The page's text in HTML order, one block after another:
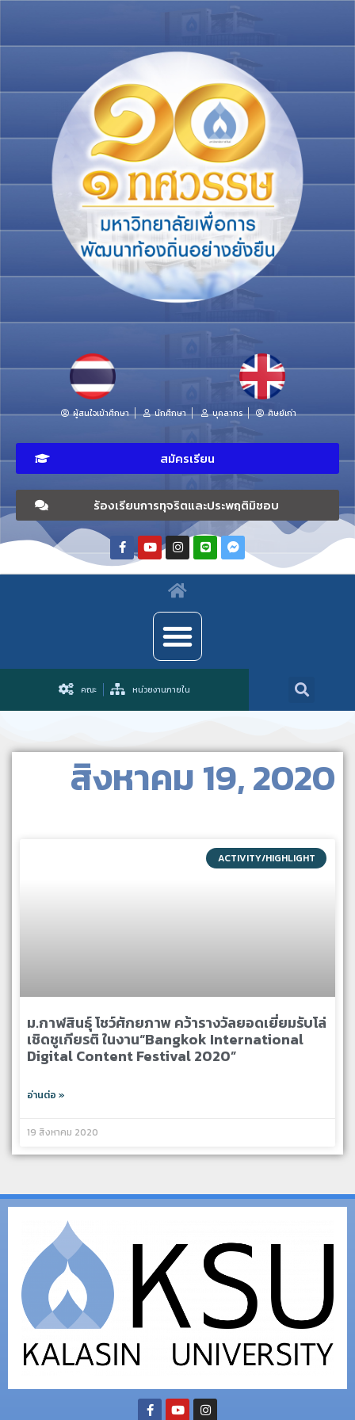
ผู้สนใจเข้าศึกษา นักศึกษา บุคลากร ศิษย์เก่า
สมัครเรียน
ร้องเรียนการทุจริตและประพฤติมิชอบ
คณะ หน่วยงานภายใน
สิงหาคม 19, 2020
ACTIVITY/HIGHLIGHT
ม.กาฬสินธุ์ โชว์ศักยภาพ คว้ารางวัลยอดเยี่ยมรับโล่
เชิดชูเกียรติ ในงาน“Bangkok International
Digital Content Festival 2020”
อ่านต่อ »
19 สิงหาคม 2020